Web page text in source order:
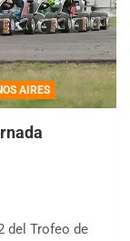
AIRES
del Trofeo de